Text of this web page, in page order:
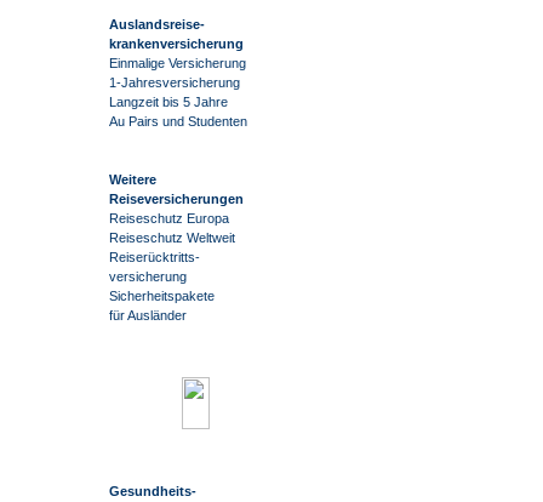
Auslandsreise-
krankenversicherung
Einmalige Versicherung
1-Jahresversicherung
Langzeit bis 5 Jahre
Au Pairs und Studenten
Weitere
Reiseversicherungen
Reiseschutz Europa
Reiseschutz Weltweit
Reiserücktritts-
versicherung
Sicherheitspakete
für Ausländer
Gesundheits-